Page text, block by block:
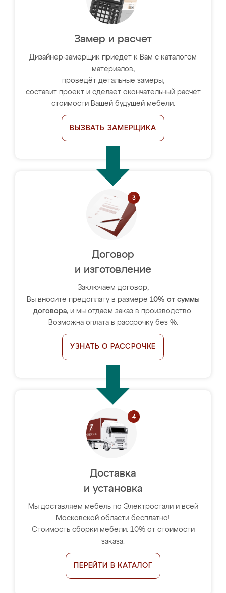
Замер и расчет
Дизайнер-замерщик приедет к Вам с каталогом
материалов,
проведёт детальные замеры,
составит проект и сделает окончательный расчёт
стоимости Вашей будущей мебели.
ВЫЗВАТЬ ЗАМЕРЩИКА
Договор
и изготовление
Заключаем договор,
Вы вносите предоплату в размере 10% от суммы
договора, и мы отдаём заказ в производство.
Возможна оплата в рассрочку без %.
УЗНАТЬ О РАССРОЧКЕ
Доставка
и установка
Мы доставляем мебель по Электростали и всей
Московской области бесплатно!
Стоимость сборки мебели: 10% от стоимости
заказа.
ПЕРЕЙТИ В КАТАЛОГ